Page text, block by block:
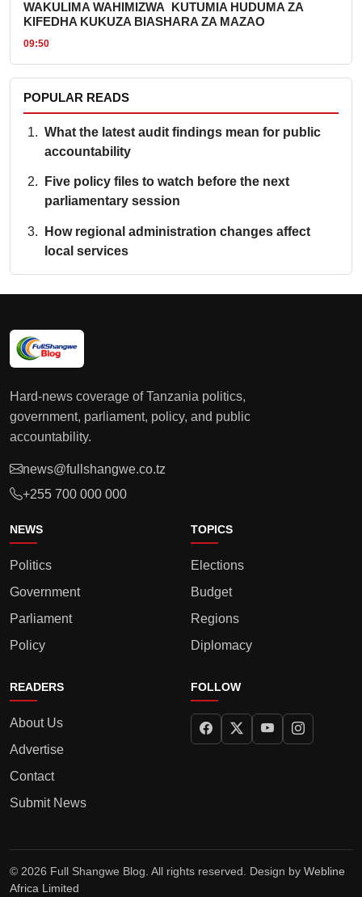
WAKULIMA WAHIMIZWA KUTUMIA HUDUMA ZA
KIFEDHA KUKUZA BIASHARA ZA MAZAO
09:50
POPULAR READS
What the latest audit findings mean for public
accountability
Five policy files to watch before the next
parliamentary session
How regional administration changes affect
local services
Hard-news coverage of Tanzania politics,
government, parliament, policy, and public
accountability.
news@fullshangwe.co.tz
+255 700 000 000
NEWS
Politics
Government
Parliament
Policy
TOPICS
Elections
Budget
Regions
Diplomacy
READERS
About Us
Advertise
Contact
Submit News
FOLLOW
© 2026 Full Shangwe Blog. All rights reserved. Design by Webline
Africa Limited